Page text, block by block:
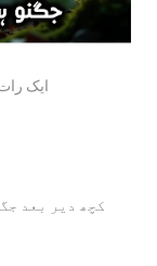
ایک
کچھ دیر بعد